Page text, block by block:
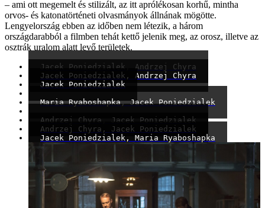
– ami ott megemelt és stilizált, az itt aprólékosan korhű, mintha
orvos- és katonatörténeti olvasmányok állnának mögötte.
Lengyelország ebben az időben nem létezik, a három
országdarabból a filmben tehát kettő jelenik meg, az orosz, illetve az
osztrák uralom alatt levő területek.
Jacek Poniedzialek, Andrzej Chyra
Jacek Poniedzialek, Andrzej Chyra
Jacek Poniedzialek
Maria Ryaboshapka, Jacek Poniedzialek
Andrzej Chyra, Jacek Poniedzialek
Andrzej Chyra, Jacek Poniedzialek
Jacek Poniedzialek, Maria Ryaboshapka